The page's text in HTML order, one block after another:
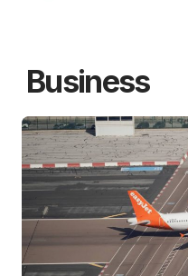
Business